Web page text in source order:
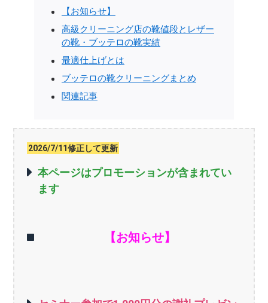
【お知らせ】
高級クリーニング店の靴値段とレザー
の靴・ブッテロの靴実績
最適仕上げとは
ブッテロの靴クリーニングまとめ
関連記事
2026/7/11修正して更新
本ページはプロモーションが含まれてい
ます
【お知らせ】